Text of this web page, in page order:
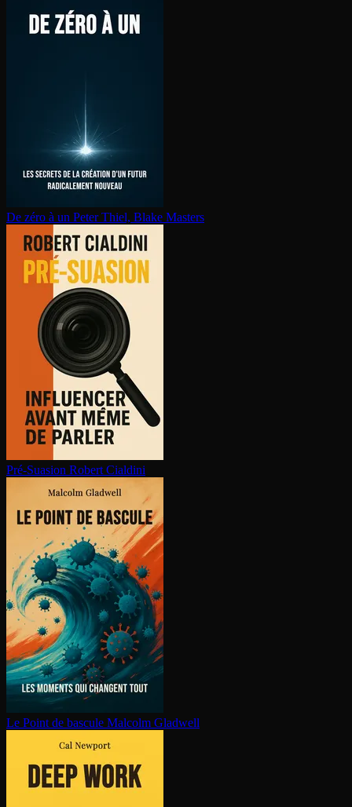
De zéro à un Peter Thiel, Blake Masters
Pré-Suasion Robert Cialdini
Le Point de bascule Malcolm Gladwell